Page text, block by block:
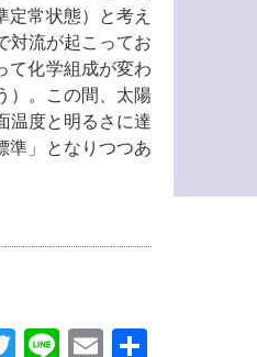
常状態）と考え
対流が起こってお
て化学組成が変わ
）。この間、太陽
温度と明るさに達
準」となりつつあ
TwitterLineEmail